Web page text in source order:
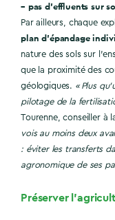
– pas d’effluents sur
Par ailleurs, chaque
plan d’épandage
nature des sols sur
que la proximité des
géologiques. « Plus
pilotage de la
Tourenne, conseiller à
vois au moins deux
: éviter les transferts
agronomique de ses
Préserver